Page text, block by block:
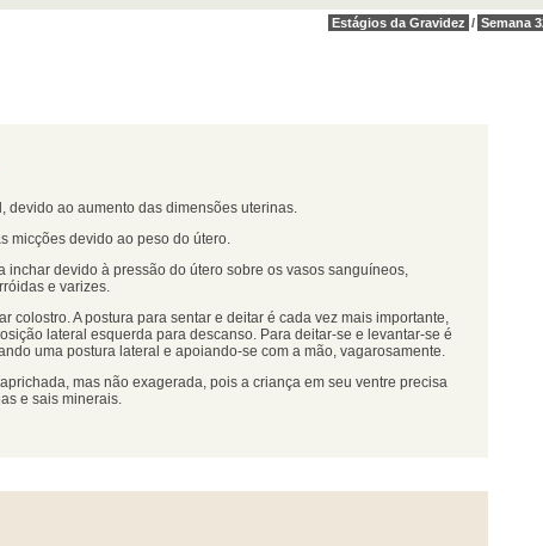
Estágios da Gravidez / Semana
devido ao aumento das dimensões uterinas.
micções devido ao peso do útero.
inchar devido à pressão do útero sobre os vasos sanguíneos,
e varizes.
colostro. A postura para sentar e deitar é cada vez mais importante,
lateral esquerda para descanso. Para deitar-se e levantar-se é
uma postura lateral e apoiando-se com a mão, vagarosamente.
mas não exagerada, pois a criança em seu ventre precisa
e sais minerais.